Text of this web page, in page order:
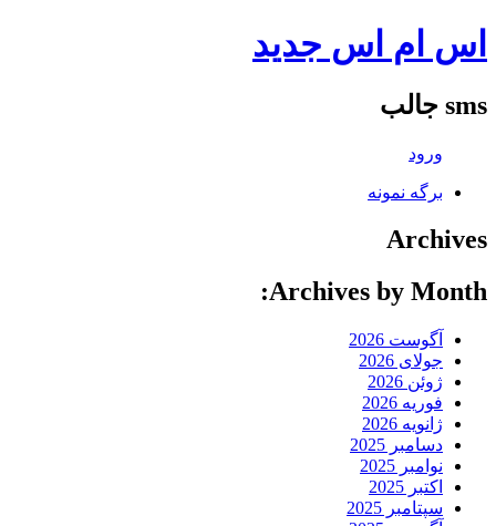
اس ام اس جدید
sms جالب
ورود
برگه نمونه
Archives
Archives by Month:
آگوست 2026
جولای 2026
ژوئن 2026
فوریه 2026
ژانویه 2026
دسامبر 2025
نوامبر 2025
اکتبر 2025
سپتامبر 2025